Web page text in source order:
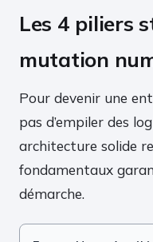
Les 4 piliers
mutation
Pour devenir une
pas d’empiler des
architecture solide
fondamentaux
démarche.